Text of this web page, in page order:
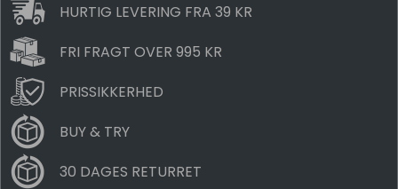
HURTIG LEVERING FRA 39 KR
FRI FRAGT OVER 995 KR
PRISSIKKERHED
BUY & TRY
30 DAGES RETURRET